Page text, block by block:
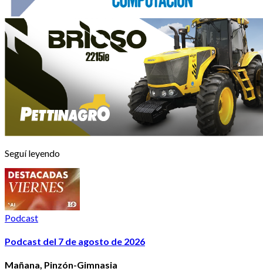
Seguí leyendo
Podcast
Podcast del 7 de agosto de 2026
Mañana, Pinzón-Gimnasia